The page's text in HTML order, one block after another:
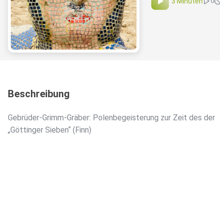
Beschreibung
Gebrüder-Grimm-Gräber: Polenbegeisterung zur Zeit des der
„Göttinger Sieben“ (Finn)